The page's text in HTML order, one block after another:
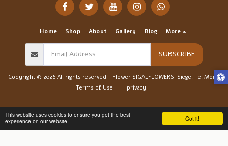
Got it!
This website uses cookies to ensure you get the best
experience on our website
Home Shop About Gallery Blog More
SUBSCRIBE
Copyright © 2026 All rights reserved - Flower SIGALFLOWERS-Siegel Tel Mond
Terms of Use | privacy